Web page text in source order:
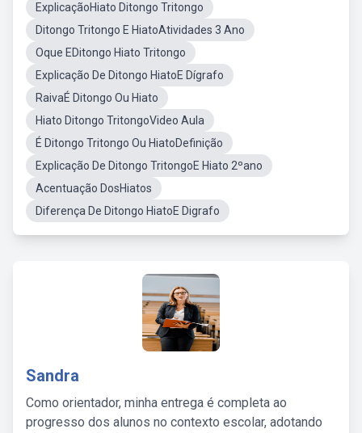
ExplicaçãoHiato Ditongo Tritongo
Ditongo Tritongo E HiatoAtividades 3 Ano
Oque EDitongo Hiato Tritongo
Explicação De Ditongo HiatoE Dígrafo
RaivaÉ Ditongo Ou Hiato
Hiato Ditongo TritongoVideo Aula
É Ditongo Tritongo Ou HiatoDefinição
Explicação De Ditongo TritongoE Hiato 2ºano
Acentuação DosHiatos
Diferença De Ditongo HiatoE Digrafo
Sandra
Como orientador, minha entrega é completa ao
progresso dos alunos no contexto escolar, adotando